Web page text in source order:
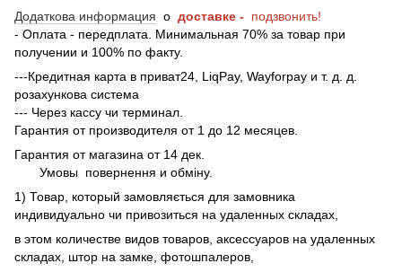
Додаткова информация о доставке - подзвонить!
- Оплата - передплата. Минимальная 70% за товар при
получении и 100% по факту.
---Кредитная карта в приват24, LiqPay, Wayforpay и т. д. д.
розахункова система
--- Через кассу чи терминал.
Гарантия от производителя от 1 до 12 месяцев.
Гарантия от магазина от 14 дек.
Умовы повернення и обміну.
1) Товар, который замовляється для замовника
индивидуально чи привозиться на удаленных складах,
в этом количестве видов товаров, аксессуаров на удаленных
складах, штор на замке, фотошпалеров,